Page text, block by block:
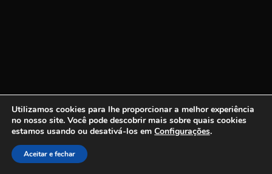
Utilizamos cookies para lhe proporcionar a melhor experiência
no nosso site. Você pode descobrir mais sobre quais cookies
estamos usando ou desativá-los em Configurações.
Aceitar e fechar